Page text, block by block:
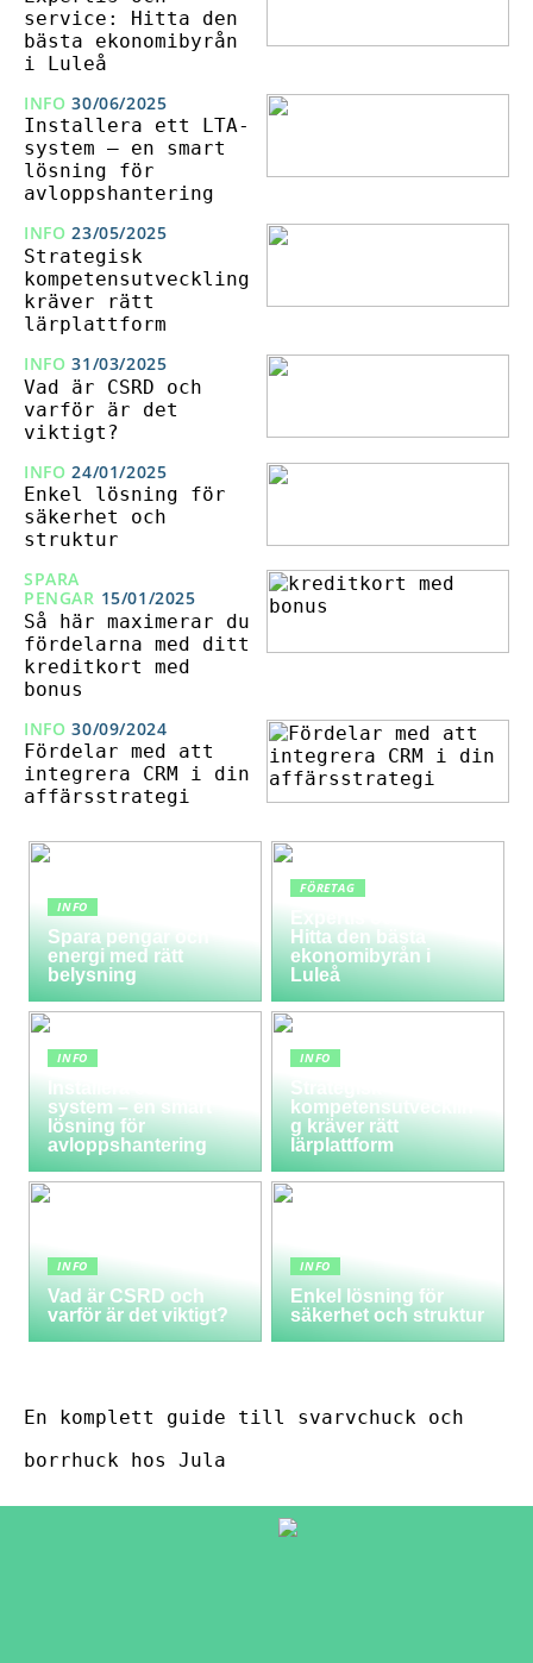
service: Hitta den
bästa ekonomibyrån
i Luleå
INFO 30/06/2025
Installera ett LTA-
system – en smart
lösning för
avloppshantering
INFO 23/05/2025
Strategisk
kompetensutveckling
kräver rätt
lärplattform
INFO 31/03/2025
Vad är CSRD och
varför är det
viktigt?
INFO 24/01/2025
Enkel lösning för
säkerhet och
struktur
SPARA
PENGAR 15/01/2025
Så här maximerar du
fördelarna med ditt
kreditkort med
bonus
INFO 30/09/2024
Fördelar med att
integrera CRM i din
affärsstrategi
INFO
Spara pengar och
energi med rätt
belysning
FÖRETAG
Expertis och service:
Hitta den bästa
ekonomibyrån i
Luleå
INFO
Installera ett LTA-
system – en smart
lösning för
avloppshantering
INFO
Strategisk
kompetensutvecklin
g kräver rätt
lärplattform
INFO
Vad är CSRD och
varför är det viktigt?
INFO
Enkel lösning för
säkerhet och struktur
En komplett guide till svarvchuck och
borrhuck hos Jula